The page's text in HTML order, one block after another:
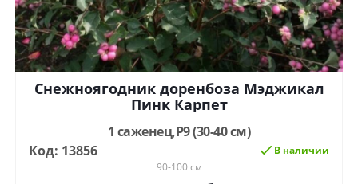
Снежноягодник доренбоза Мэджикал
Пинк Карпет
1 саженец,Р9 (30-40 см)
Код: 13856
В наличии
90-100 см